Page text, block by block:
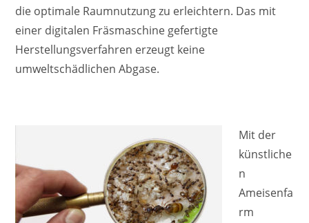
die optimale Raumnutzung zu erleichtern. Das mit
einer digitalen Fräsmaschine gefertigte
Herstellungsverfahren erzeugt keine
umweltschädlichen Abgase.
Mit der
künstliche
n
Ameisenfa
rm